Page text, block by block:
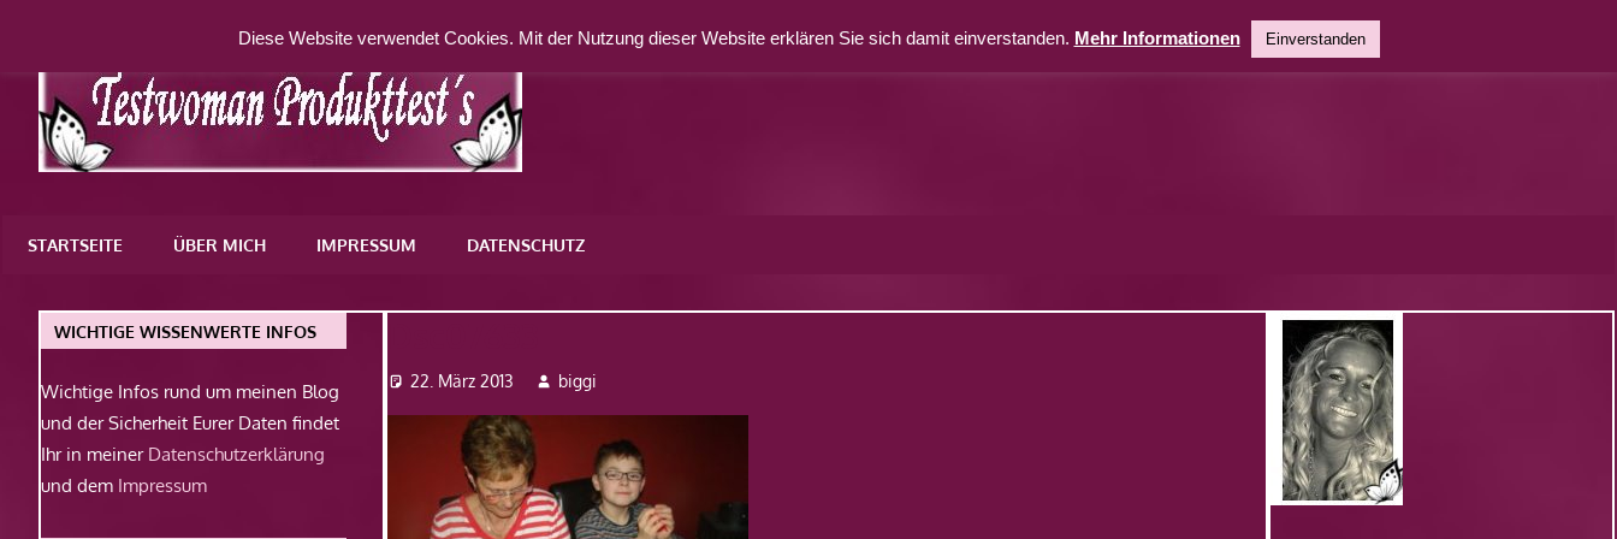
springen
WordPress-
STARTSEITE ÜBER MICH IMPRESSUM DATENSCHUTZ
22. März 2013 biggi
WICHTIGE WISSENWERTE INFOS
Wichtige Infos rund um meinen Blog
und der Sicherheit Eurer Daten findet
Ihr in meiner Datenschutzerklärung
und dem Impressum
Diese Website verwendet Cookies. Mit der Nutzung dieser Website erklären Sie sich damit einverstanden. Mehr Informationen Einverstanden